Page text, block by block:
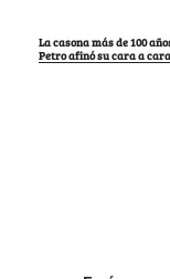
La casona más de 100
Petro afinó su cara a